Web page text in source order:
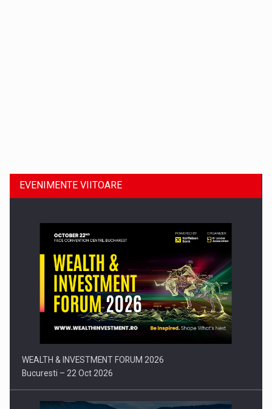
Comunicat de presa: Joburile part-time reincep sa intre pe…
EVENIMENTE VIITOARE
WEALTH & INVESTMENT FORUM 2026
Bucuresti – 22 Oct 2026